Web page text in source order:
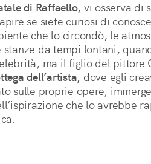
di Raffaello, vi osserva di
se siete curiosi di
che lo circondò, le
da tempi lontani,
ma il figlio del pittore
dell’artista, dove egli
sulle proprie opere,
che lo avrebbe